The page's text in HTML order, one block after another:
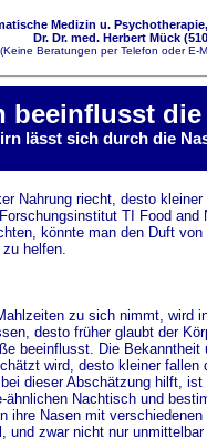
Medizin u.
Dr. Dr. med. Herbert Mück
(Keine Beratungen per Telefon oder E-
beeinflusst
lässt sich durch die
Nahrung riecht, desto
TI Food and
könnte man den Duft
helfen.
zu sich nimmt,
desto früher glaubt der
beeinflusst. Die
wird, desto kleiner fallen
dieser Abschätzung hilft,
Nachtisch und
ihre Nasen mit
und zwar nicht nur